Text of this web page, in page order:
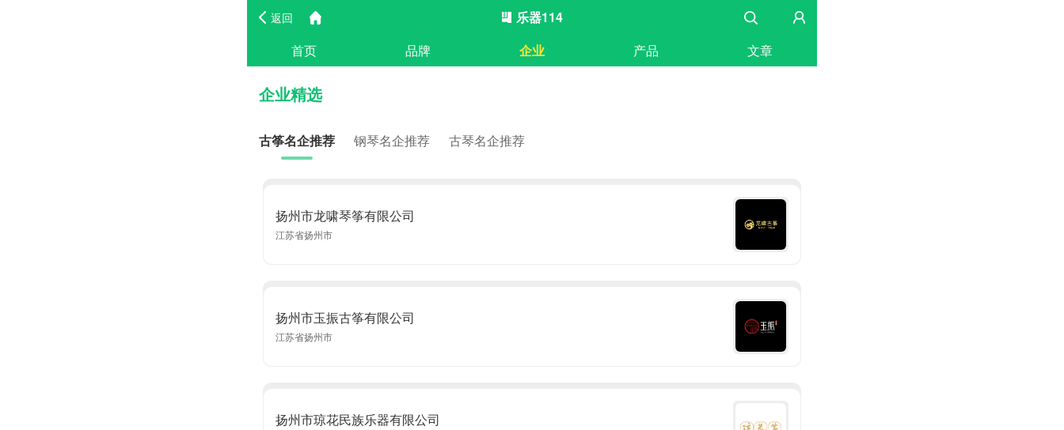
返回
乐器114
首页
品牌 企业 产品 文章
企业精选
古筝名企推荐 钢琴名企推荐 古琴名企推荐
扬州市龙啸琴筝有限公司
江苏省扬州市
扬州市玉振古筝有限公司
江苏省扬州市
扬州市琼花民族乐器有限公司